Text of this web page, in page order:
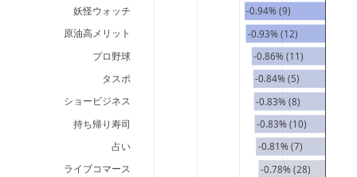
-0.78% (28)
-0.81% (7)
-0.83% (10)
-0.83% (8)
-0.84% (5)
-0.86% (11)
-0.93% (12)
-0.94% (9)
ライブコマース
占い
持ち帰り寿司
ショービジネス
タスポ
プロ野球
原油高メリット
妖怪ウォッチ